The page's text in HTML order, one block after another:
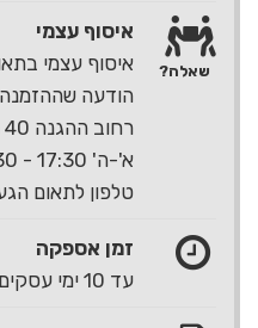
איסוף עצמי
איסוף עצמי
הודעה
רחוב ההגנה 40 ראשון לציון.
א'-ה' 17:30 - 8:30
טלפון לתאום הגעה
זמן אספקה
עד 10 ימי עסקים (במשלוח או באיסוף עצמי)
שאלה?